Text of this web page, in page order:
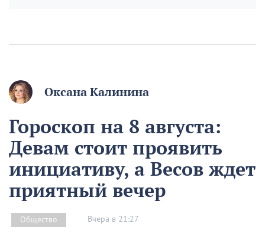
Оксана Калинина
Гороскоп на 8 августа:
Девам стоит проявить
инициативу, а Весов ждет
приятный вечер
Общество Вчера в 21:27